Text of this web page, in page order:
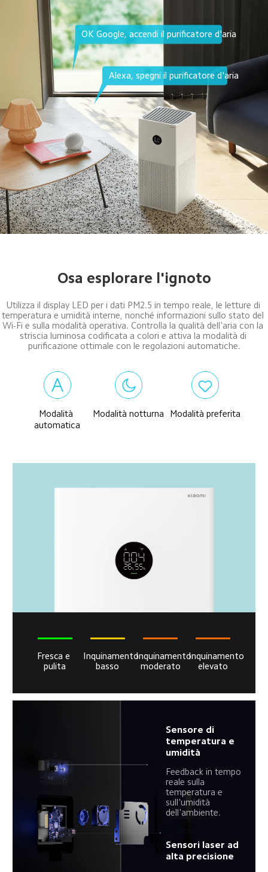
OK Google, accendi il purificatore d'aria
Alexa, spegni il purificatore d'aria
Utilizza il display LED per i dati PM2.5 in tempo reale, le letture di
temperatura e umidità interne, nonché informazioni sullo stato del
Wi-Fi e sulla modalità operativa. Controlla la qualità dell'aria con la
striscia luminosa codificata a colori e attiva la modalità di
purificazione ottimale con le regolazioni automatiche.
Modalità
automatica
Modalità notturna Modalità preferita
Fresca e
pulita
Inquinamento
basso
Inquinamento
moderato
Inquinamento
elevato
Sensore di
temperatura e
umidità
Feedback in tempo
reale sulla
temperatura e
sull'umidità
dell'ambiente.
Sensori laser ad
alta precisione